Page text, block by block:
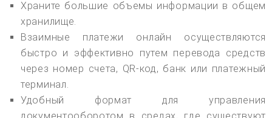
Храните большие объемы информации в общем
хранилище.
Взаимные платежи онлайн осуществляются
быстро и эффективно путем перевода средств
через номер счета, QR-код, банк или платежный
терминал.
Удобный формат для управления